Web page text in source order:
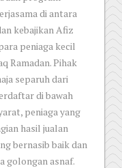
di antara
kebajikan Afiz
peniaga kecil
Ramadan. Pihak
separuh dari
di bawah
peniaga yang
hasil jualan
bernasib baik dan
golongan asnaf.